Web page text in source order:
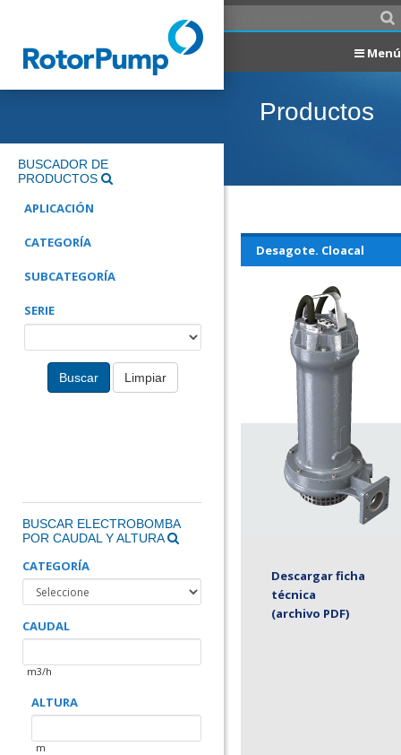
Menú
BUSCADOR DE
PRODUCTOS
APLICACIÓN
CATEGORÍA
SUBCATEGORÍA
SERIE
Buscar Limpiar
BUSCAR ELECTROBOMBA
POR CAUDAL Y ALTURA
CATEGORÍA
CAUDAL
m3/h
ALTURA
m
Productos
Desagote. Cloacal
Descargar ficha
técnica
(archivo PDF)